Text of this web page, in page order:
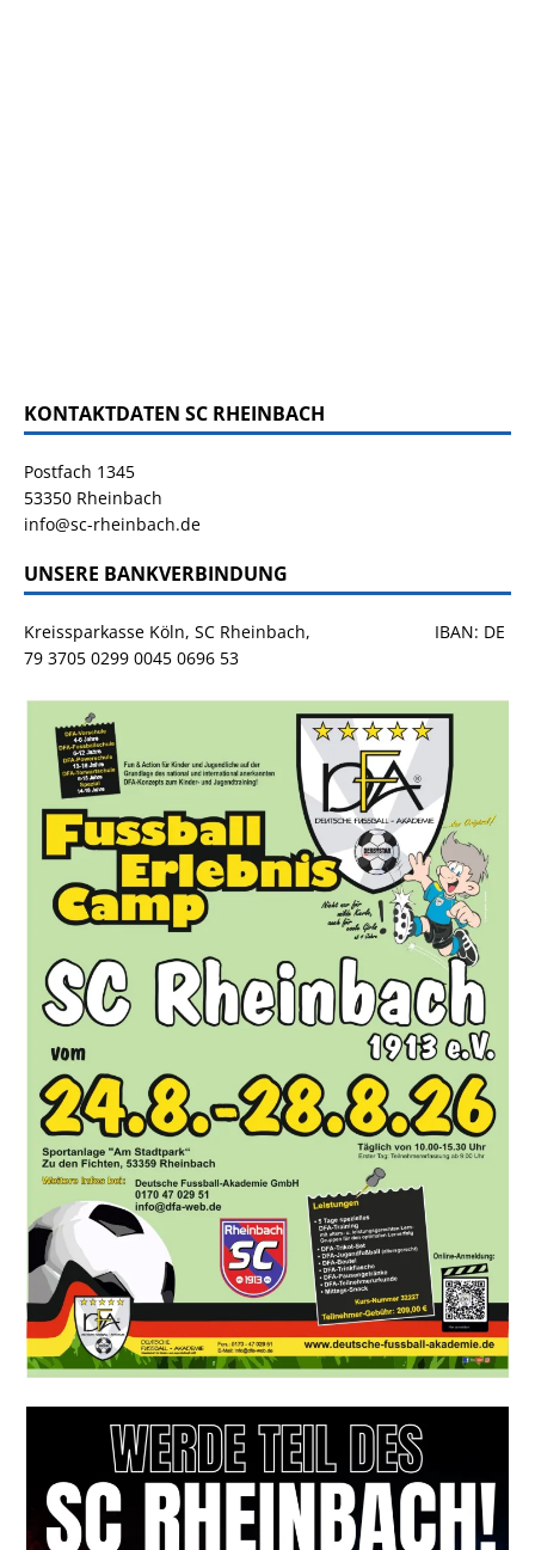
KONTAKTDATEN SC RHEINBACH
Postfach 1345
53350 Rheinbach
info@sc-rheinbach.de
UNSERE BANKVERBINDUNG
Kreissparkasse Köln, SC Rheinbach, IBAN: DE
79 3705 0299 0045 0696 53